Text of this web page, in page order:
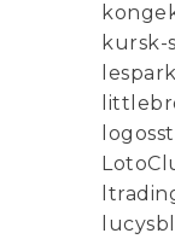
kursk-